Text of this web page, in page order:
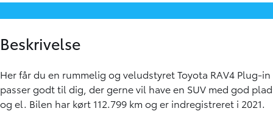
Beskrivelse
Her får du en rummelig og veludstyret Toyota RAV4 Plug-
passer godt til dig, der gerne vil have en SUV med god
og el. Bilen har kørt 112.799 km og er indregistreret i 2021.